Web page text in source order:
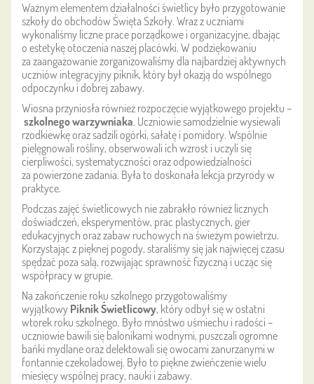
Ważnym elementem działalności świetlicy było przygotowanie
szkoły do obchodów Święta Szkoły. Wraz z uczniami
wykonaliśmy liczne prace porządkowe i organizacyjne, dbając
o estetykę otoczenia naszej placówki. W podziękowaniu
za zaangażowanie zorganizowaliśmy dla najbardziej aktywnych
uczniów integracyjny piknik, który był okazją do wspólnego
odpoczynku i dobrej zabawy.
Wiosna przyniosła również rozpoczęcie wyjątkowego projektu –
szkolnego warzywniaka. Uczniowie samodzielnie wysiewali
rzodkiewkę oraz sadzili ogórki, sałatę i pomidory. Wspólnie
pielęgnowali rośliny, obserwowali ich wzrost i uczyli się
cierpliwości, systematyczności oraz odpowiedzialności
za powierzone zadania. Była to doskonała lekcja przyrody w
praktyce.
Podczas zajęć świetlicowych nie zabrakło również licznych
doświadczeń, eksperymentów, prac plastycznych, gier
edukacyjnych oraz zabaw ruchowych na świeżym powietrzu.
Korzystając z pięknej pogody, staraliśmy się jak najwięcej czasu
spędzać poza salą, rozwijając sprawność fizyczną i ucząc się
współpracy w grupie.
Na zakończenie roku szkolnego przygotowaliśmy
wyjątkowy Piknik Świetlicowy, który odbył się w ostatni
wtorek roku szkolnego. Było mnóstwo uśmiechu i radości –
uczniowie bawili się balonikami wodnymi, puszczali ogromne
bańki mydlane oraz delektowali się owocami zanurzanymi w
fontannie czekoladowej. Było to piękne zwieńczenie wielu
miesięcy wspólnej pracy, nauki i zabawy.